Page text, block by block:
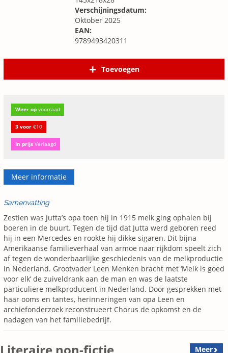
Verschijningsdatum:
Oktober 2025
EAN:
9789493420311
Toevoegen
Weer op voorraad
3 voor €10
In prijs Verlaagd
Meer informatie
Samenvatting
Zestien was Jutta’s opa toen hij in 1915 melk ging ophalen bij
boeren in de buurt. Tegen de tijd dat Jutta werd geboren reed
hij in een Mercedes en rookte hij dikke sigaren. Dit bijna
Amerikaanse familieverhaal van armoe naar rijkdom speelt zich
af tegen de wonderbaarlijke geschiedenis van de melkproductie
in Nederland. Grootvader Leen Menken bracht met ‘Melk is goed
voor elk’ de zuiveldrank aan de man en was de laatste
particuliere melkproducent in Nederland. Door gesprekken met
haar ooms en tantes, herinneringen van opa Leen en
archiefonderzoek reconstrueert Chorus de opkomst en de
nadagen van het familiebedrijf.
Meer